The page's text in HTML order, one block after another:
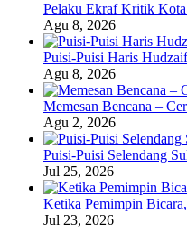
Pelaku Ekraf Kritik Kota
Agu 8, 2026
Puisi-Puisi Haris
Agu 8, 2026
Memesan Bencana –
Agu 2, 2026
Puisi-Puisi Selendang
Jul 25, 2026
Ketika Pemimpin
Jul 23, 2026